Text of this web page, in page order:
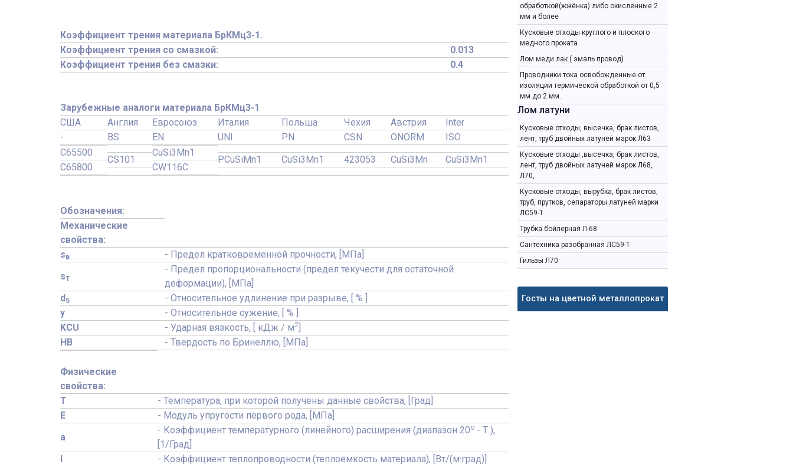
Коэффициент трения материала БрКМц3-1.
Коэффициент трения со смазкой:
0.013
Коэффициент трения без смазки:
0.4
Зарубежные аналоги материала БрКМц3-1
США
Англия Евросоюз Италия Польша Чехия Австрия
Inter
-
BS EN UNI PN CSN ONORM
ISO
C65500
C65800
CS101
CuSi3Mn1
CW116C
PCuSiMn1 CuSi3Mn1 423053 CuSi3Mn CuSi3Mn1
Обозначения:
Механические
свойства:
sв
- Предел кратковременной прочности, [МПа]
sT
- Предел пропорциональности (предел текучести для остаточной
деформации), [МПа]
d5
- Относительное удлинение при разрыве, [ % ]
y
- Относительное сужение, [ % ]
KCU
- Ударная вязкость, [ кДж / м2
HB
- Твердость по Бринеллю, [МПа]
Физические
свойства:
T
- Температура, при которой получены данные свойства, [Град]
E
- Модуль упругости первого рода, [МПа]
a
- Коэффициент температурного (линейного) расширения (диапазон 20o - T ),
[1/Град]
l
- Коэффициент теплопроводности (теплоемкость материала), [Вт/(м·град)]
обработкой(жжёнка) либо окисленные 2
мм и более
Кусковые отходы круглого и плоского
медного проката
Лом меди лак ( эмаль провод)
Проводники тока освобожденные от
изоляции термической обработкой от 0,5
мм до 2 мм.
Лом латуни
Кусковые отходы, высечка, брак листов,
лент, труб двойных латуней марок Л63
Кусковые отходы ,высечка, брак листов,
лент, труб двойных латуней марок Л68,
Л70,
Кусковые отходы, вырубка, брак листов,
труб, прутков, сепараторы латуней марки
ЛС59-1
Трубка бойлерная Л-68
Сантехника разобранная ЛС59-1
Гильзы Л70
Госты на цветной металлопрокат